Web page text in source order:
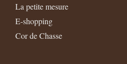
La petite mesure
E-shopping
Cor de Chasse